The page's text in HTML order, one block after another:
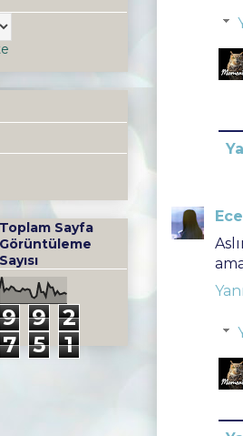
Toplam Sayfa
Görüntüleme
Sayısı
9 9
2
7
5 1